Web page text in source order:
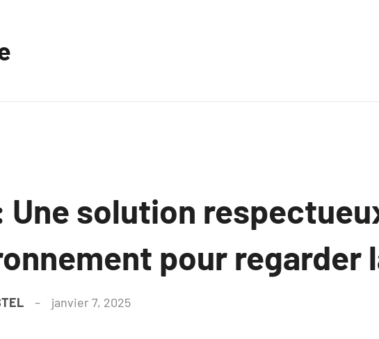
Une solution
pour regarder
janvier 7, 2025